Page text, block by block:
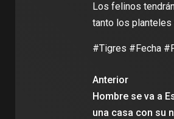
Los felinos
tanto los planteles
#Tigres #Fecha
Anterior
Hombre se va a
una casa con su